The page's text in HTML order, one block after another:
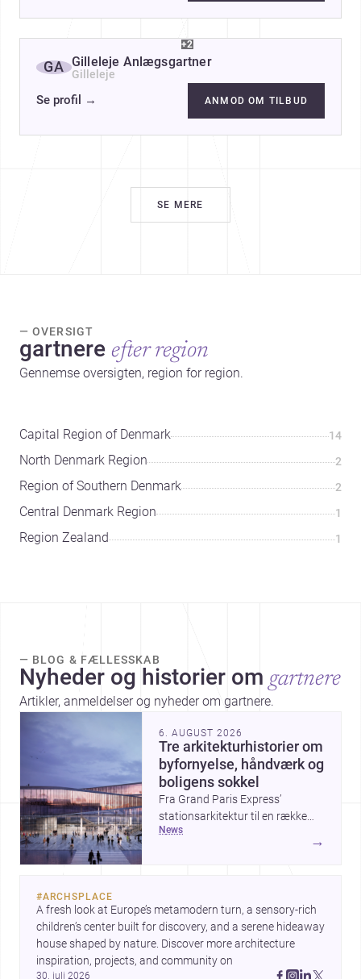
+2
GA Gilleleje Anlægsgartner
Gilleleje
Se profil → ANMOD OM TILBUD
SE MERE
— OVERSIGT
gartnere efter region
Gennemse oversigten, region for region.
Capital Region of Denmark 14
North Denmark Region 2
Region of Southern Denmark 2
Central Denmark Region 1
Region Zealand 1
— BLOG & FÆLLESSKAB
Nyheder og historier om gartnere
Artikler, anmeldelser og nyheder om gartnere.
6. AUGUST 2026
Tre arkitekturhistorier om
byfornyelse, håndværk og
boligens sokkel
Fra Grand Paris Express’
stationsarkitektur til en række
projekter, der undersøger
Samtidig peger The Plinth House
/ Cambra Buró på, hvordan et
klart greb om fundament,
proportion og materialitet kan
news
→
#ARCHSPLACE
A fresh look at Europe’s metamodern turn, a sensory-rich
children’s center built for discovery, and a serene hideaway
house shaped by nature. Discover more architecture
30. juli 2026